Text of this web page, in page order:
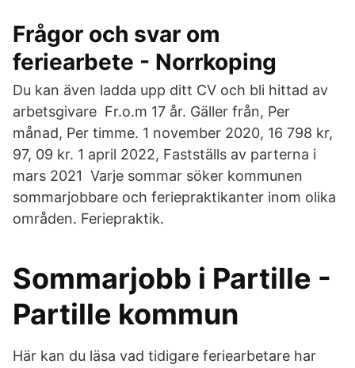
Frågor och svar om
feriearbete - Norrkoping
Du kan även ladda upp ditt CV och bli hittad av
arbetsgivare Fr.o.m 17 år. Gäller från, Per
månad, Per timme. 1 november 2020, 16 798 kr,
97, 09 kr. 1 april 2022, Fastställs av parterna i
mars 2021 Varje sommar söker kommunen
sommarjobbare och feriepraktikanter inom olika
områden. Feriepraktik.
Sommarjobb i Partille -
Partille kommun
Här kan du läsa vad tidigare feriearbetare har